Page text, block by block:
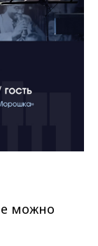
можно